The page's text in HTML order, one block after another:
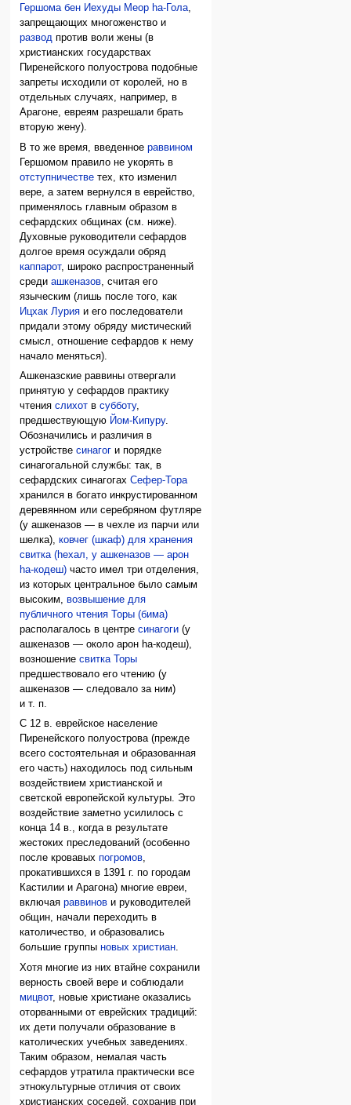
Гершома бен Иехуды Меор hа-Гола,
запрещающих многоженство и
развод против воли жены (в
христианских государствах
Пиренейского полуострова подобные
запреты исходили от королей, но в
отдельных случаях, например, в
Арагоне, евреям разрешали брать
вторую жену).
В то же время, введенноераввином
Гершомом правило не укорять в
отступничестве тех, кто изменил
вере, а затем вернулся в еврейство,
применялось главным образом в
сефардских общинах (см. ниже).
Духовные руководители сефардов
долгое время осуждали обряд
каппарот, широко распространенный
средиашкеназов , считая его
языческим (лишь после того, как
Ицхак Лурия и его последователи
придали этому обряду мистический
смысл, отношение сефардов к нему
начало меняться).
Ашкеназские раввины отвергали
принятую у сефардов практику
чтенияслихот всубботу,
предшествующую Йом-Кипуру.
Обозначились и различия в
устройствесинагог и порядке
синагогальной службы: так, в
сефардских синагогахСефер-Тора
хранился в богато инкрустированном
деревянном или серебряном футляре
(у ашкеназов — в чехле из парчи или
шелка),ковчег (шкаф) для хранения
свитка (hехал, у ашкеназов — арон
hа-кодеш) часто имел три отделения,
из которых центральное было самым
высоким,возвышение для
публичного чтения Торы (бима)
располагалось в центресинагоги (у
ашкеназов — около арон hа-кодеш),
возношениесвитка Торы
предшествовало его чтению (у
ашкеназов — следовало за ним)
и т. п.
С 12 в. еврейское население
Пиренейского полуострова (прежде
всего состоятельная и образованная
его часть) находилось под сильным
воздействием христианской и
светской европейской культуры. Это
воздействие заметно усилилось с
конца 14 в., когда в результате
жестоких преследований (особенно
после кровавыхпогромов,
прокатившихся в 1391 г. по городам
Кастилии и Арагона) многие евреи,
включаяраввинов и руководителей
общин, начали переходить в
католичество, и образовались
большие группыновых христиан.
Хотя многие из них втайне сохранили
верность своей вере и соблюдали
мицвот, новые христиане оказались
оторванными от еврейских традиций:
их дети получали образование в
католических учебных заведениях.
Таким образом, немалая часть
сефардов утратила практически все
этнокультурные отличия от своих
христианских соседей, сохранив при